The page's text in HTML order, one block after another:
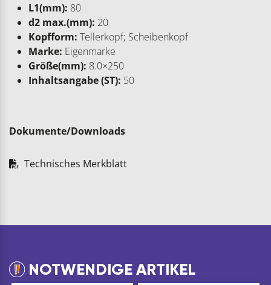
L1(mm): 80
d2 max.(mm): 20
Kopfform: Tellerkopf; Scheibenkopf
Marke: Eigenmarke
Größe(mm): 8.0×250
Inhaltsangabe (ST): 50
Dokumente/Downloads
Technisches Merkblatt
NOTWENDIGE ARTIKEL